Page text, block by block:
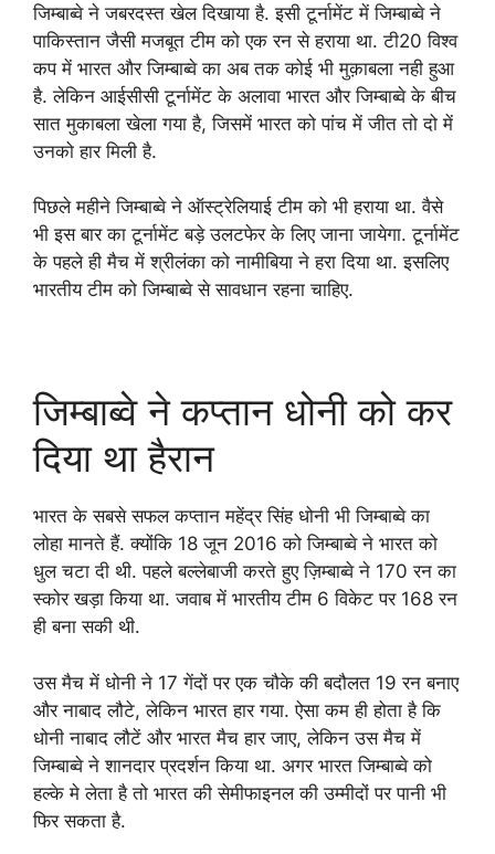
जिम्बाब्वे ने जबरदस्त खेल दिखाया है. इसी टूर्नामेंट में जिम्बाब्वे ने
पाकिस्तान जैसी मजबूत टीम को एक रन से हराया था. टी20 विश्व
कप में भारत और जिम्बाब्वे का अब तक कोई भी मुक़ाबला नही हुआ
है. लेकिन आईसीसी टूर्नामेंट के अलावा भारत और जिम्बाब्वे के बीच
सात मुकाबला खेला गया है, जिसमें भारत को पांच में जीत तो दो में
उनको हार मिली है.
पिछले महीने जिम्बाब्वे ने ऑस्ट्रेलियाई टीम को भी हराया था. वैसे
भी इस बार का टूर्नामेंट बड़े उलटफेर के लिए जाना जायेगा. टूर्नामेंट
के पहले ही मैच में श्रीलंका को नामीबिया ने हरा दिया था. इसलिए
भारतीय टीम को जिम्बाब्वे से सावधान रहना चाहिए.
जिम्बाब्वे ने कप्तान धोनी को कर
दिया था हैरान
भारत के सबसे सफल कप्तान महेंद्र सिंह धोनी भी जिम्बाब्वे का
लोहा मानते हैं. क्योंकि 18 जून 2016 को जिम्बाब्वे ने भारत को
धुल चटा दी थी. पहले बल्लेबाजी करते हुए ज़िम्बाब्वे ने 170 रन का
स्कोर खड़ा किया था. जवाब में भारतीय टीम 6 विकेट पर 168 रन
ही बना सकी थी.
उस मैच में धोनी ने 17 गेंदों पर एक चौके की बदौलत 19 रन बनाए
और नाबाद लौटे, लेकिन भारत हार गया. ऐसा कम ही होता है कि
धोनी नाबाद लौटें और भारत मैच हार जाए, लेकिन उस मैच में
जिम्बाब्वे ने शानदार प्रदर्शन किया था. अगर भारत जिम्बाब्वे को
हल्के मे लेता है तो भारत की सेमीफाइनल की उम्मीदों पर पानी भी
फिर सकता है.